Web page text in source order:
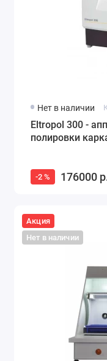
Нет в наличии
Eltropol 300 -
полировки
-2 % 176000
Акция
Нет в наличии